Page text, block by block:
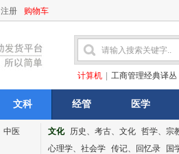
注册 购物车
计算机 工商管理经典译丛
文科 经管 医学
中医
文化 历史、考古、文化 哲学、宗
心理学、社会学 传记、回忆录 国